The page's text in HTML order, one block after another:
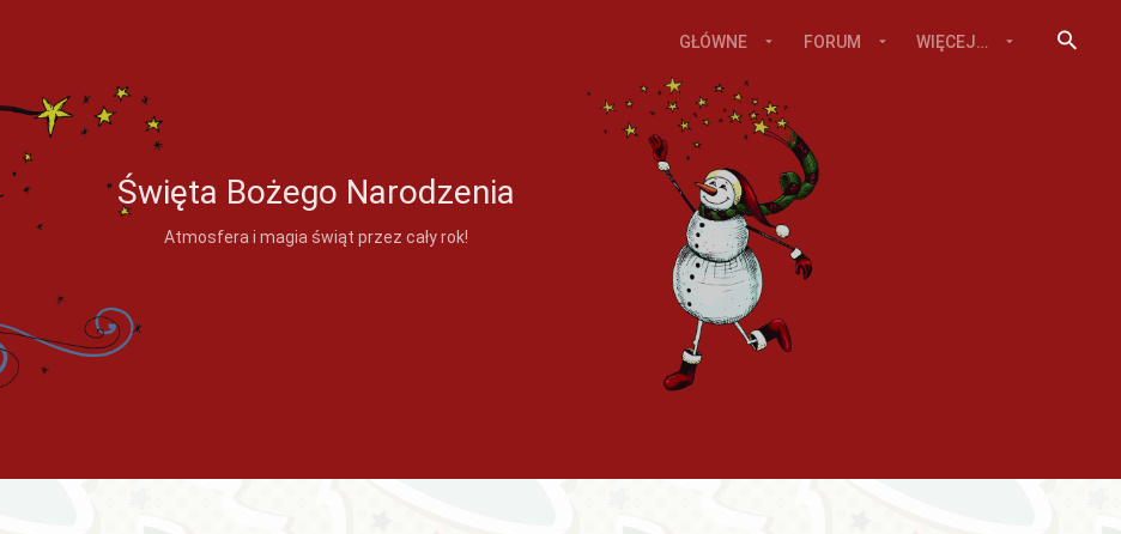
WIĘCEJ…
FORUM
GŁÓWNE
Święta Bożego Narodzenia
Atmosfera i magia świąt przez cały rok!